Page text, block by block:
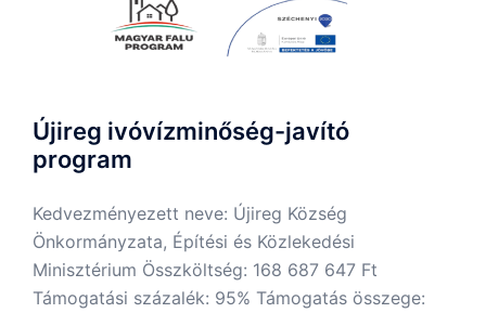
Újireg ivóvízminőség-javító
program
Kedvezményezett neve: Újireg Község
Önkormányzata, Építési és Közlekedési
Minisztérium Összköltség: 168 687 647 Ft
Támogatási százalék: 95% Támogatás összege: